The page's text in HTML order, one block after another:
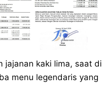
jajanan kaki lima, saat di
menu legendaris yang